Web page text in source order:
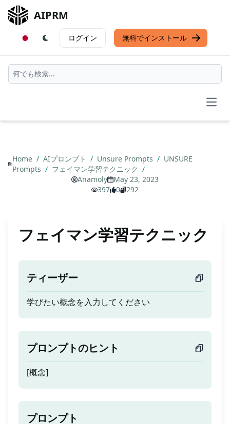
AIPRM
ログイン 無料でインストール
Home / AIプロンプト / Unsure Prompts / UNSURE
Prompts / フェイマン学習テクニック /
Anamoly
May 23, 2023
397
0 292
フェイマン学習テクニック
ティーザー
学びたい概念を入力してください
プロンプトのヒント
[概念]
プロンプト